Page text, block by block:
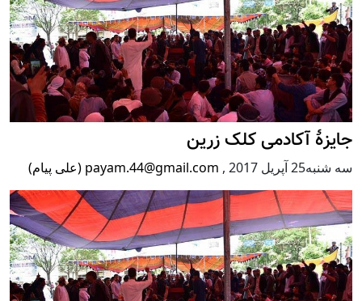
جایزۀ آکادمی کلک زرین
سه شنبه25 آپریل 2017 , payam.44@gmail.com (علی پیام)